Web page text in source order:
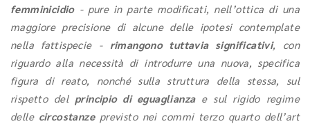
femminicidio- pure in parte modificati, nell’ottica di una
maggiore precisione di alcune delle ipotesi contemplate
nella fattispecie - rimangono tuttavia significativi, con
riguardo alla necessità di introdurre una nuova, specifica
figura di reato, nonché sulla struttura della stessa, sul
rispetto del principio di eguaglianzae sul rigido regime
delle circostanzeprevisto nei commi terzo quarto dell’art